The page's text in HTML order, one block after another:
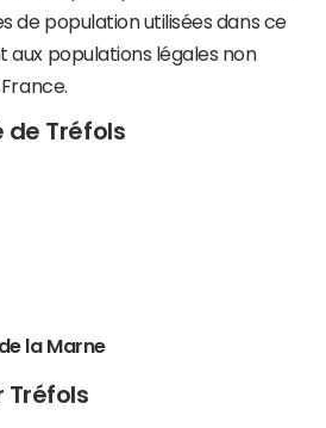
de population utilisées dans ce
aux populations légales non
de Tréfols
la Marne
Tréfols